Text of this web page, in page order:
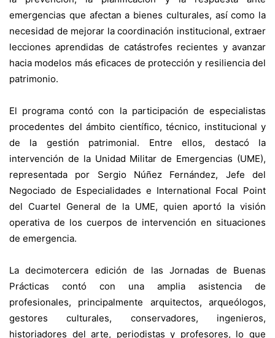
emergencias que afectan a bienes culturales, así como la
necesidad de mejorar la coordinación institucional, extraer
lecciones aprendidas de catástrofes recientes y avanzar
hacia modelos más eficaces de protección y resiliencia del
patrimonio.
El programa contó con la participación de especialistas
procedentes del ámbito científico, técnico, institucional y
de la gestión patrimonial. Entre ellos, destacó la
intervención de la Unidad Militar de Emergencias (UME),
representada por Sergio Núñez Fernández, Jefe del
Negociado de Especialidades e International Focal Point
del Cuartel General de la UME, quien aportó la visión
operativa de los cuerpos de intervención en situaciones
de emergencia.
La decimotercera edición de las Jornadas de Buenas
Prácticas contó con una amplia asistencia de
profesionales, principalmente arquitectos, arqueólogos,
gestores culturales, conservadores, ingenieros,
historiadores del arte, periodistas y profesores, lo que